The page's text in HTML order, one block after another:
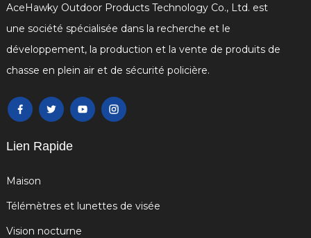
AceHawky Outdoor Products Technology Co., Ltd. est
une société spécialisée dans la recherche et le
développement, la production et la vente de produits de
chasse en plein air et de sécurité policière.
Lien Rapide
Maison
Télémètres et lunettes de visée
Vision nocturne